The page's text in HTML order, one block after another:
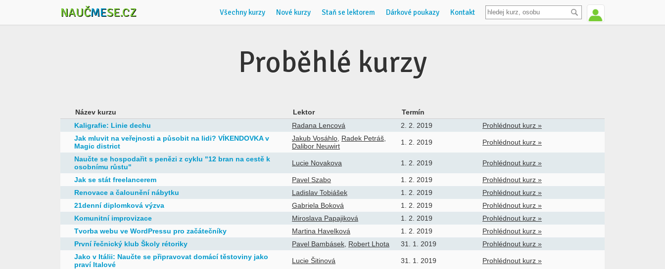
NAUČMESE.CZ Všechny kurzy Nové kurzy Staň se lektorem Dárkové poukazy Kontakt
Proběhlé kurzy
Název kurzu Lektor
Termín
Kaligrafie: Linie dechu
Radana Lencová 2. 2. 2019
Prohlédnout kurz »
Jak mluvit na veřejnosti a působit na lidi? VÍKENDOVKA v
Magic district
Jakub Vosáhlo Radek Petráš
Dalibor Neuwirt
1. 2. 2019 Prohlédnout kurz »
Naučte se hospodařit s penězi z cyklu "12 bran na cestě k
osobnímu růstu"
Lucie Novakova 1. 2. 2019 Prohlédnout kurz »
Jak se stát freelancerem Pavel Szabo 1. 2. 2019
Prohlédnout kurz »
Renovace a čalounění nábytku
Ladislav Tobiášek 1. 2. 2019
Prohlédnout kurz »
21denní diplomková výzva
Gabriela Boková 1. 2. 2019
Prohlédnout kurz »
Komunitní improvizace
Miroslava Papajiková 1. 2. 2019
Prohlédnout kurz »
Tvorba webu ve WordPressu pro začátečníky
Martina Havelková 1. 2. 2019
Prohlédnout kurz »
První řečnický klub Školy rétoriky
Pavel Bambásek Robert Lhota 31. 1. 2019
Prohlédnout kurz »
Jako v Itálii: Naučte se připravovat domácí těstoviny jako
praví Italové
Lucie Šitinová 31. 1. 2019 Prohlédnout kurz »